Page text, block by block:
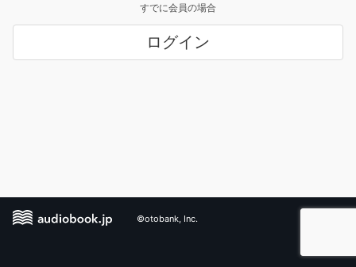
すでに会員の場合
ログイン
©otobank, Inc.